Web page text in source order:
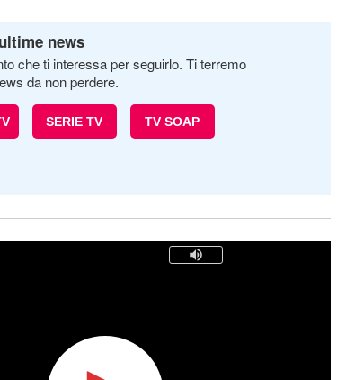
news
che ti interessa per seguirlo. Ti terremo
da non perdere.
SERIE TV TV SOAP